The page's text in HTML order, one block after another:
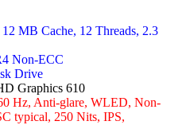
MB Cache, 12 Threads, 2.3
Non-ECC
Drive
Graphics 610
Hz, Anti-glare, WLED, Non-
typical, 250 Nits, IPS,